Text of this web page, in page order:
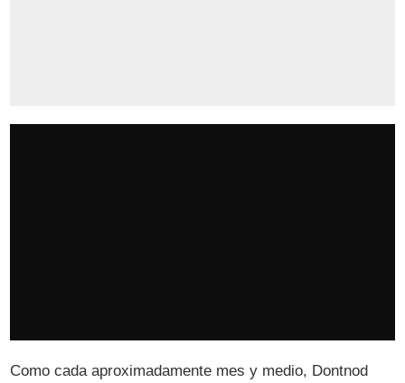
Como cada aproximadamente mes y medio, Dontnod